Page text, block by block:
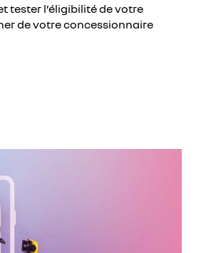
tester l’éligibilité de votre
de votre concessionnaire